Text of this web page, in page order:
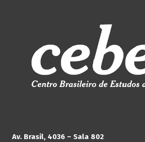
Av. Brasil, 4036 – Sala 802